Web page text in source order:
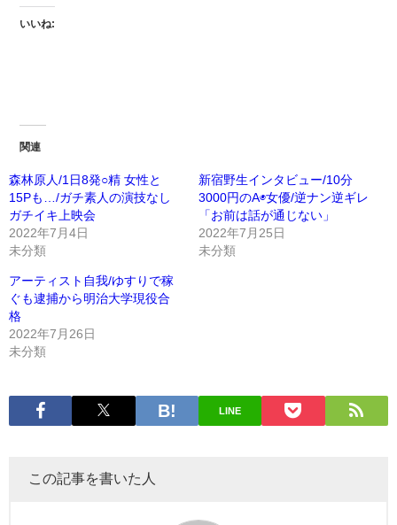
いいね:
関連
森林原人/1日8発○精 女性と
15Pも…/ガチ素人の演技なし
ガチイキ上映会
2022年7月4日
未分類
新宿野生インタビュー/10分
3000円のA◉女優/逆ナン逆ギレ
「お前は話が通じない」
2022年7月25日
未分類
アーティスト自我/ゆすりで稼
ぐも逮捕から明治大学現役合
格
2022年7月26日
未分類
LINE
この記事を書いた人